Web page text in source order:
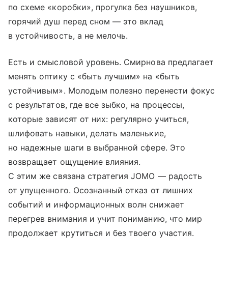
по схеме «коробки», прогулка без наушников,
горячий душ перед сном — это вклад
в устойчивость, а не мелочь.
Есть и смысловой уровень. Смирнова предлагает
менять оптику с «быть лучшим» на «быть
устойчивым». Молодым полезно перенести фокус
с результатов, где все зыбко, на процессы,
которые зависят от них: регулярно учиться,
шлифовать навыки, делать маленькие,
но надежные шаги в выбранной сфере. Это
возвращает ощущение влияния.
С этим же связана стратегия JOMO — радость
от упущенного. Осознанный отказ от лишних
событий и информационных волн снижает
перегрев внимания и учит пониманию, что мир
продолжает крутиться и без твоего участия.